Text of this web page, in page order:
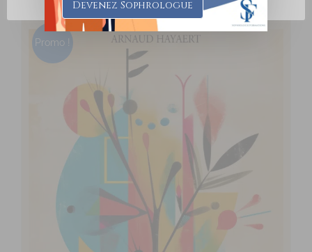
Promo !
Devenez Sophrologue